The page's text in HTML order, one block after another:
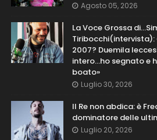
Agosto 05, 2026
La Voce Grossa
Tiribocchi(intervista):
2007? Duemila
intero...ho segnato e
boato»
Luglio 30, 2026
Il Re non abdica: è
dominatore delle
Luglio 20, 2026